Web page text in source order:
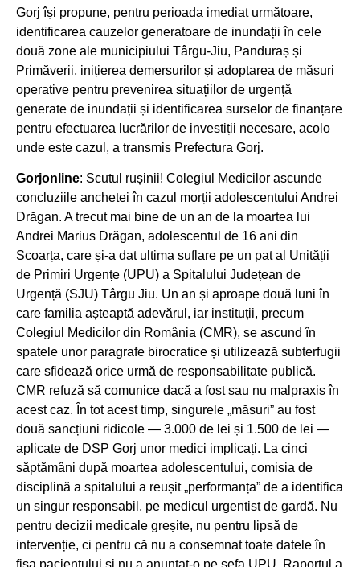
Gorj își propune, pentru perioada imediat următoare,
identificarea cauzelor generatoare de inundații în cele
două zone ale municipiului Târgu-Jiu, Panduraș și
Primăverii, inițierea demersurilor și adoptarea de măsuri
operative pentru prevenirea situațiilor de urgență
generate de inundații și identificarea surselor de finanțare
pentru efectuarea lucrărilor de investiții necesare, acolo
unde este cazul, a transmis Prefectura Gorj.
Gorjonline: Scutul rușinii! Colegiul Medicilor ascunde
concluziile anchetei în cazul morții adolescentului Andrei
Drăgan. A trecut mai bine de un an de la moartea lui
Andrei Marius Drăgan, adolescentul de 16 ani din
Scoarța, care și-a dat ultima suflare pe un pat al Unității
de Primiri Urgențe (UPU) a Spitalului Județean de
Urgență (SJU) Târgu Jiu. Un an și aproape două luni în
care familia așteaptă adevărul, iar instituții, precum
Colegiul Medicilor din România (CMR), se ascund în
spatele unor paragrafe birocratice și utilizează subterfugii
care sfidează orice urmă de responsabilitate publică.
CMR refuză să comunice dacă a fost sau nu malpraxis în
acest caz. În tot acest timp, singurele „măsuri” au fost
două sancțiuni ridicole — 3.000 de lei și 1.500 de lei —
aplicate de DSP Gorj unor medici implicați. La cinci
săptămâni după moartea adolescentului, comisia de
disciplină a spitalului a reușit „performanța” de a identifica
un singur responsabil, pe medicul urgentist de gardă. Nu
pentru decizii medicale greșite, nu pentru lipsă de
intervenție, ci pentru că nu a consemnat toate datele în